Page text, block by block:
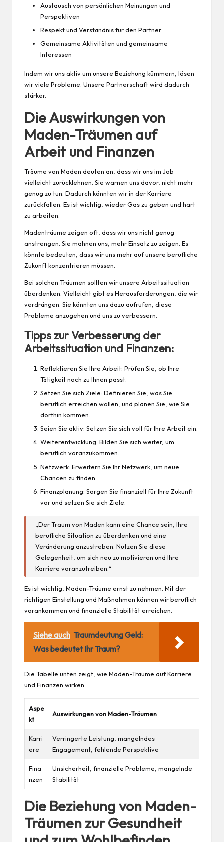
Austausch von persönlichen Meinungen und
Perspektiven
Respekt und Verständnis für den Partner
Gemeinsame Aktivitäten und gemeinsame
Interessen
Indem wir uns aktiv um unsere Beziehung kümmern, lösen
wir viele Probleme. Unsere Partnerschaft wird dadurch
stärker.
Die Auswirkungen von
Maden-Träumen auf
Arbeit und Finanzen
Träume von Maden deuten an, dass wir uns im Job
vielleicht zurücklehnen. Sie warnen uns davor, nicht mehr
genug zu tun. Dadurch könnten wir in der Karriere
zurückfallen. Es ist wichtig, wieder Gas zu geben und hart
zu arbeiten.
Madenträume zeigen oft, dass wir uns nicht genug
anstrengen. Sie mahnen uns, mehr Einsatz zu zeigen. Es
könnte bedeuten, dass wir uns mehr auf unsere berufliche
Zukunft konzentrieren müssen.
Bei solchen Träumen sollten wir unsere Arbeitssituation
überdenken. Vielleicht gibt es Herausforderungen, die wir
verdrängen. Sie könnten uns dazu aufrufen, diese
Probleme anzugehen und uns zu verbessern.
Tipps zur Verbesserung der
Arbeitssituation und Finanzen:
Reflektieren Sie Ihre Arbeit: Prüfen Sie, ob Ihre
Tätigkeit noch zu Ihnen passt.
Setzen Sie sich Ziele: Definieren Sie, was Sie
beruflich erreichen wollen, und planen Sie, wie Sie
dorthin kommen.
Seien Sie aktiv: Setzen Sie sich voll für Ihre Arbeit ein.
Weiterentwicklung: Bilden Sie sich weiter, um
beruflich voranzukommen.
Netzwerk: Erweitern Sie Ihr Netzwerk, um neue
Chancen zu finden.
Finanzplanung: Sorgen Sie finanziell für Ihre Zukunft
vor und setzen Sie sich Ziele.
„Der Traum von Maden kann eine Chance sein, Ihre
berufliche Situation zu überdenken und eine
Veränderung anzustreben. Nutzen Sie diese
Gelegenheit, um sich neu zu motivieren und Ihre
Karriere voranzutreiben.“
Es ist wichtig, Maden-Träume ernst zu nehmen. Mit der
richtigen Einstellung und Maßnahmen können wir beruflich
vorankommen und finanzielle Stabilität erreichen.
Siehe auch Traumdeutung Geld:
Was bedeutet Ihr Traum?
Die Tabelle unten zeigt, wie Maden-Träume auf Karriere
und Finanzen wirken:
Aspe
kt
Auswirkungen von Maden-Träumen
Karri
ere
Verringerte Leistung, mangelndes
Engagement, fehlende Perspektive
Fina
nzen
Unsicherheit, finanzielle Probleme, mangelnde
Stabilität
Die Beziehung von Maden-
Träumen zur Gesundheit